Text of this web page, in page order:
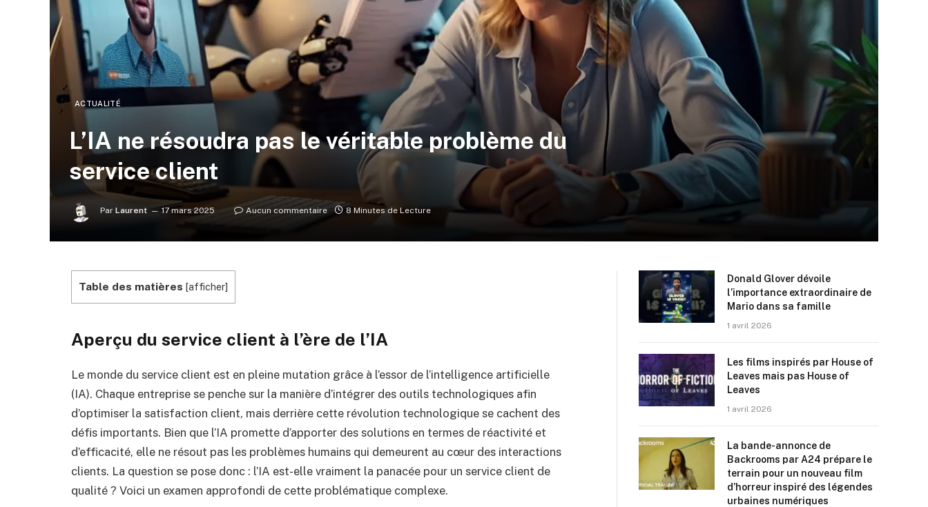
ACTUALITÉ
L’IA ne résoudra pas le véritable problème du
service client
Par Laurent 17 mars 2025 Aucun commentaire 8 Minutes de Lecture
Table des matières [afficher]
Aperçu du service client à l’ère de l’IA
Le monde du service client est en pleine mutation grâce à l’essor de l’intelligence artificielle
(IA). Chaque entreprise se penche sur la manière d’intégrer des outils technologiques afin
d’optimiser la satisfaction client, mais derrière cette révolution technologique se cachent des
défis importants. Bien que l’IA promette d’apporter des solutions en termes de réactivité et
d’efficacité, elle ne résout pas les problèmes humains qui demeurent au cœur des interactions
clients. La question se pose donc : l’IA est-elle vraiment la panacée pour un service client de
qualité ? Voici un examen approfondi de cette problématique complexe.
Donald Glover dévoile
l’importance extraordinaire de
Mario dans sa famille
1 avril 2026
Les films inspirés par House of
Leaves mais pas House of
Leaves
1 avril 2026
La bande-annonce de
Backrooms par A24 prépare le
terrain pour un nouveau film
d’horreur inspiré des légendes
urbaines numériques